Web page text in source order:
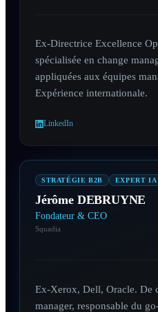
Ex-Directrice Excellence
spécialisée en change
appliquées aux équipes
Expérience internationale.
LinkedIn
STRATÉGIE B2B EXPERT IA
Jérôme DEBRUYNE
Fondateur & CEO
Squadia
Ex-Xerox, Dell, Oracle. De
manager, responsable du